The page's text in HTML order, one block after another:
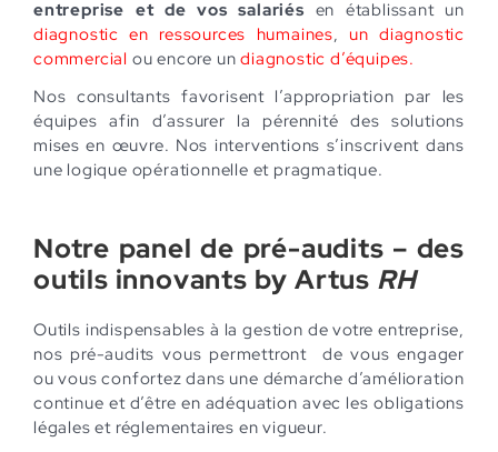
entreprise et de vos salariés en établissant un
diagnostic en ressources humaines, un diagnostic
commercial ou encore undiagnostic d’équipes.
Nos consultants favorisent l’appropriation par les
équipes afin d’assurer la pérennité des solutions
mises en œuvre. Nos interventions s’inscrivent dans
une logique opérationnelle et pragmatique.
Notre panel de pré-audits – des
outils innovants by Artus RH
Outils indispensables à la gestion de votre entreprise,
nos pré-audits vous permettront de vous engager
ou vous confortez dans une démarche d’amélioration
continue et d’être en adéquation avec les obligations
légales et réglementaires en vigueur.